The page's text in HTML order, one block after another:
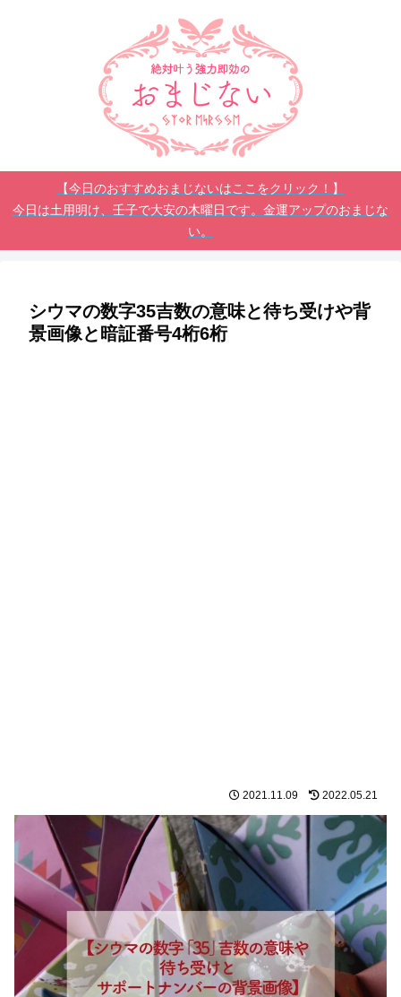
【今日のおすすめおまじないはここをクリック！】
今日は土用明け、壬子で大安の木曜日です。金運アップのおまじな
い。
シウマの数字35吉数の意味と待ち受けや背
景画像と暗証番号4桁6桁
2021.11.09 2022.05.21